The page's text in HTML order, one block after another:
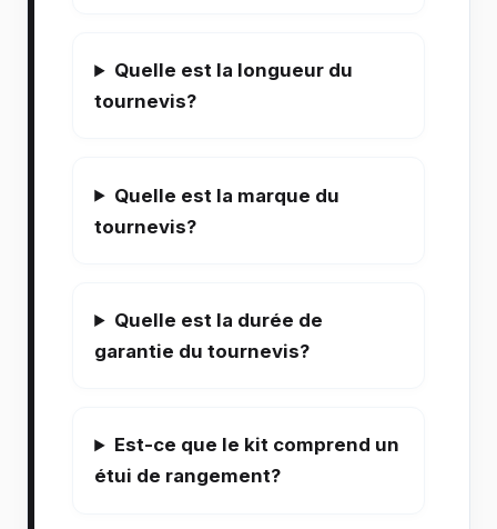
Quelle est la longueur du
tournevis?
Quelle est la marque du
tournevis?
Quelle est la durée de
garantie du tournevis?
Est-ce que le kit comprend un
étui de rangement?